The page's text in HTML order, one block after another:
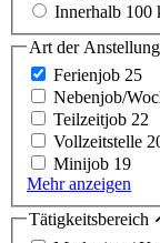
Innerhalb 100
Art der Anstellung
Ferienjob 25
Nebenjob/
Teilzeitjob 22
Vollzeitstelle
Minijob 19
Mehr anzeigen
Tätigkeitsbereich